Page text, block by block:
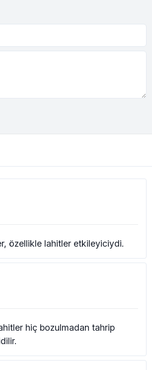
özellikle lahitler etkileyiciydi.
hiç bozulmadan tahrip